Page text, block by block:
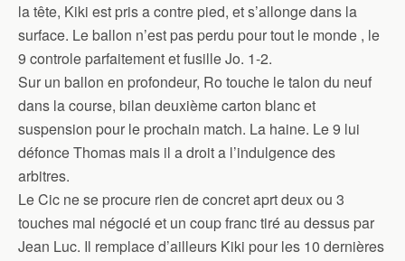
la tête, Kiki est pris a contre pied, et s’allonge dans la
surface. Le ballon n’est pas perdu pour tout le monde , le
9 controle parfaitement et fusille Jo. 1-2.
Sur un ballon en profondeur, Ro touche le talon du neuf
dans la course, bilan deuxième carton blanc et
suspension pour le prochain match. La haine. Le 9 lui
défonce Thomas mais il a droit a l’indulgence des
arbitres.
Le Cic ne se procure rien de concret aprt deux ou 3
touches mal négocié et un coup franc tiré au dessus par
Jean Luc. Il remplace d’ailleurs Kiki pour les 10 dernières